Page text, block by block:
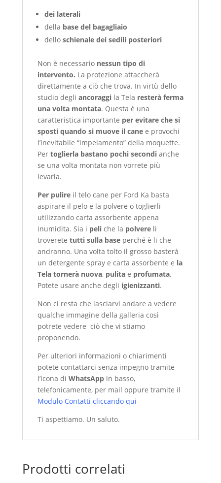
dei laterali
della base del bagagliaio
dello schienale dei sedili posteriori
Non è necessario nessun tipo di
intervento. La protezione attaccherà
direttamente a ciò che trova. In virtù dello
studio degli ancoraggila Tela resterà ferma
una volta montata. Questa è una
caratteristica importante per evitare che si
sposti quando si muove il canee provochi
l’inevitabile “impelamento” della moquette.
Pertoglierla bastano pochi secondianche
se una volta montata non vorrete più
levarla.
Per pulireil telo cane per Ford Ka basta
aspirare il pelo e la polvere o toglierli
utilizzando carta assorbente appena
inumidita. Sia i peliche la polvereli
troverete tutti sulla baseperché è li che
andranno. Una volta tolto il grosso basterà
un detergente spray e carta assorbente e la
Tela tornerà nuova, pulitae profumata.
Potete usare anche degli igienizzanti.
Non ci resta che lasciarvi andare a vedere
qualche immagine della galleria così
potrete vedere ciò che vi stiamo
proponendo.
Per ulteriori informazioni o chiarimenti
potete contattarci senza impegno tramite
l’icona di WhatsAppin basso,
telefonicamente, per mail oppure tramite il
Modulo Contatti cliccando qui
Ti aspettiamo. Un saluto.
Prodotti correlati